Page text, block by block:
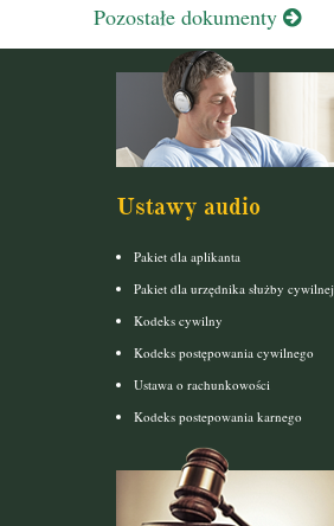
Pozostałe dokumenty
Ustawy audio
Pakiet dla aplikanta
Pakiet dla urzędnika służby cywilnej
Kodeks cywilny
Kodeks postępowania cywilnego
Ustawa o rachunkowości
Kodeks postepowania karnego